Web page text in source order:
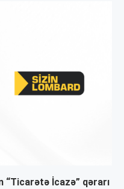
“Ticarətə İcazə” qərarı